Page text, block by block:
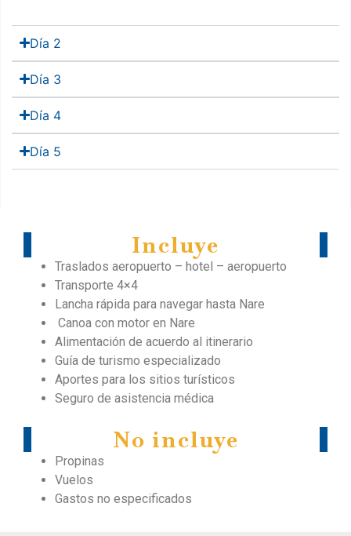
Día 2
Día 3
Día 4
Día 5
Incluye
Traslados aeropuerto – hotel – aeropuerto
Transporte 4×4
Lancha rápida para navegar hasta Nare
Canoa con motor en Nare
Alimentación de acuerdo al itinerario
Guía de turismo especializado
Aportes para los sitios turísticos
Seguro de asistencia médica
No incluye
Propinas
Vuelos
Gastos no especificados